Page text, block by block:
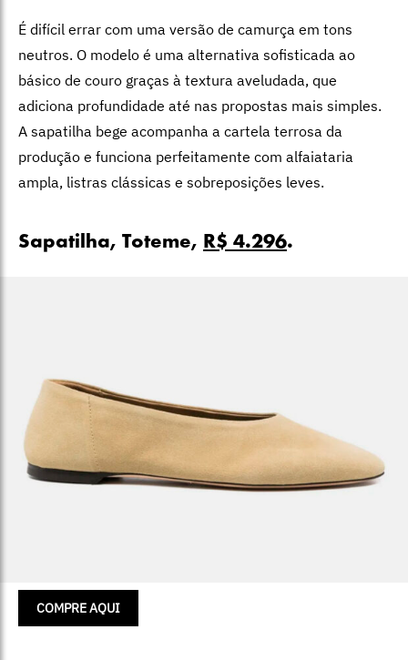
É difícil errar com uma versão de camurça em tons
neutros. O modelo é uma alternativa sofisticada ao
básico de couro graças à textura aveludada, que
adiciona profundidade até nas propostas mais simples.
A sapatilha bege acompanha a cartela terrosa da
produção e funciona perfeitamente com alfaiataria
ampla, listras clássicas e sobreposições leves.
Sapatilha, Toteme, R$ 4.296.
COMPRE AQUI